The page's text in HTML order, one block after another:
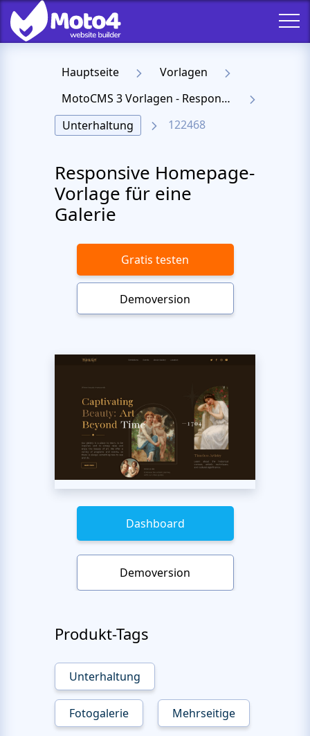
Hauptseite
Vorlagen
MotoCMS 3 Vorlagen - Responsive Templates für Website
Unterhaltung
122468
Responsive Homepage-
Vorlage für eine
Galerie
Gratis testen
Demoversion
Dashboard
Demoversion
Produkt-Tags
Unterhaltung
Fotogalerie Mehrseitige